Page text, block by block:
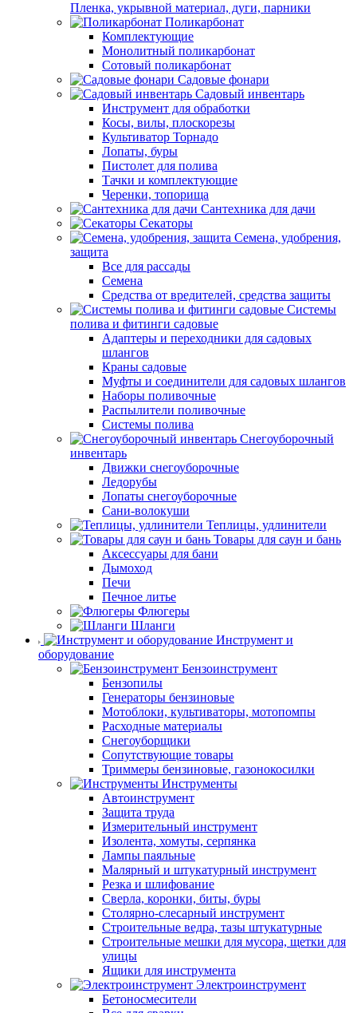
Пленка, укрывной материал, дуги, парники
Поликарбонат
Комплектующие
Монолитный поликарбонат
Сотовый поликарбонат
Садовые фонари
Садовый инвентарь
Инструмент для обработки
Косы, вилы, плоскорезы
Культиватор Торнадо
Лопаты, буры
Пистолет для полива
Тачки и комплектующие
Черенки, топорища
Сантехника для дачи
Секаторы
Семена, удобрения,
защита
Все для рассады
Семена
Средства от вредителей, средства защиты
Системы
полива и фитинги садовые
Адаптеры и переходники для садовых
шлангов
Краны садовые
Муфты и соединители для садовых шлангов
Наборы поливочные
Распылители поливочные
Системы полива
Снегоуборочный
инвентарь
Движки снегоуборочные
Ледорубы
Лопаты снегоуборочные
Сани-волокуши
Теплицы, удлинители
Товары для саун и бань
Аксессуары для бани
Дымоход
Печи
Печное литье
Флюгеры
Шланги
Инструмент и
оборудование
Бензоинструмент
Бензопилы
Генераторы бензиновые
Мотоблоки, культиваторы, мотопомпы
Расходные материалы
Снегоуборщики
Сопутствующие товары
Триммеры бензиновые, газонокосилки
Инструменты
Автоинструмент
Защита труда
Измерительный инструмент
Изолента, хомуты, серпянка
Лампы паяльные
Малярный и штукатурный инструмент
Резка и шлифование
Сверла, коронки, биты, буры
Столярно-слесарный инструмент
Строительные ведра, тазы штукатурные
Строительные мешки для мусора, щетки для
улицы
Ящики для инструмента
Электроинструмент
Бетоносмесители